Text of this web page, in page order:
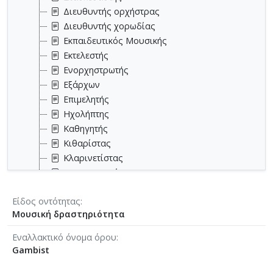
Διευθυντής ορχήστρας
Διευθυντής χορωδίας
Εκπαιδευτικός Μουσικής
Εκτελεστής
Ενορχηστρωτής
Εξάρχων
Επιμελητής
Ηχολήπτης
Καθηγητής
Κιθαρίστας
Κλαρινετίστας
Κοντραμπασίστας
Λιμπρετίστας
Μεταγραφέας
Μονωδός
Μουσικοθεωρητικός
Είδος οντότητας
Μουσική δραστηριότητα
Εναλλακτικό όνομα όρου
Gambist